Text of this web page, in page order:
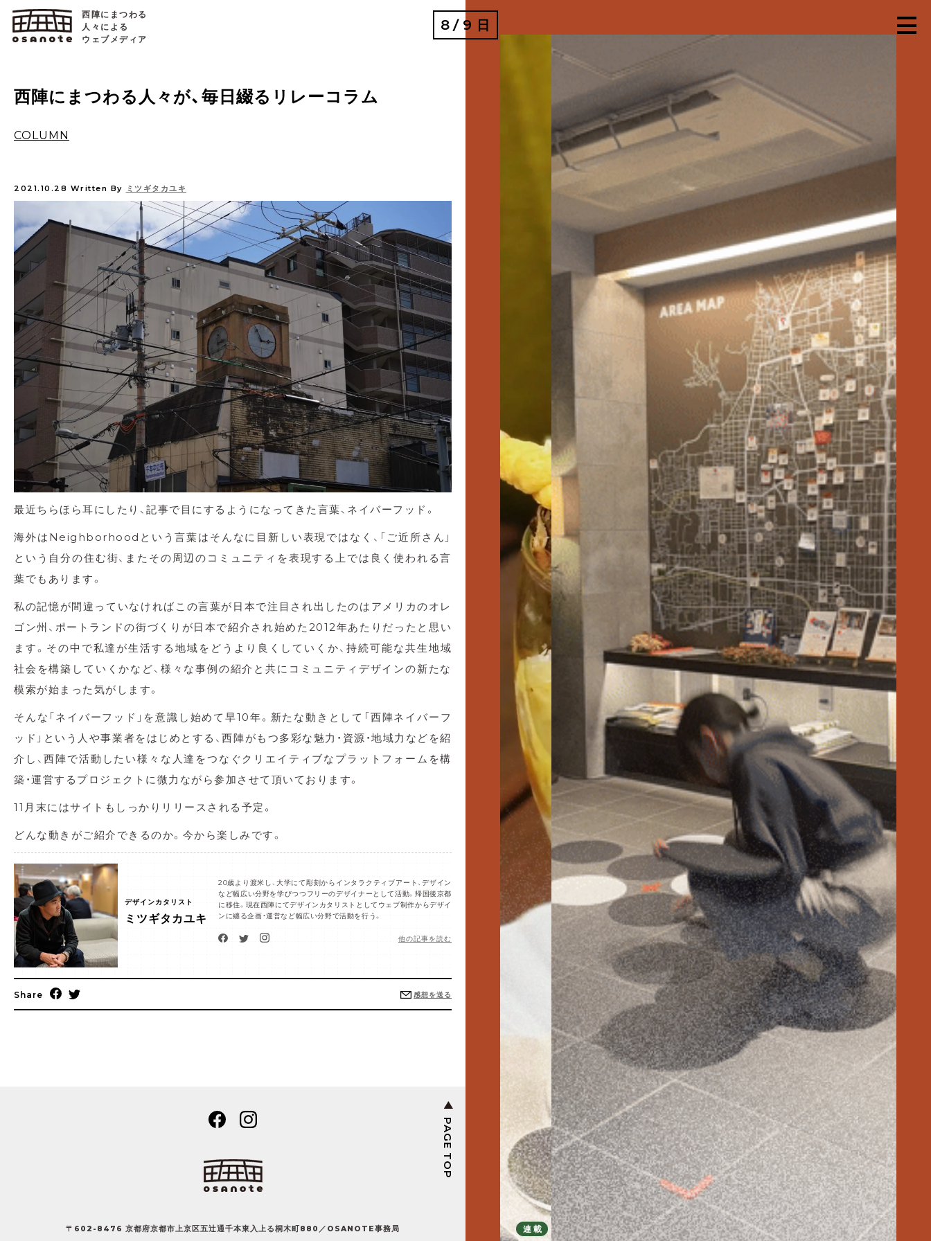
西陣にまつわる
人々による
ウェブメディア
8 / 9 日
連載
特集
特集
特集
特集
連載
連載
西陣にまつわる人々が、毎日綴るリレーコラム
COLUMN
2021.10.28 Written By ミツギタカユキ
最近ちらほら耳にしたり、記事で目にするようになってきた言葉、ネイバーフッド。
海外はNeighborhoodという言葉はそんなに目新しい表現ではなく、「ご近所さん」
という自分の住む街、またその周辺のコミュニティを表現する上では良く使われる言
葉でもあります。
私の記憶が間違っていなければこの言葉が日本で注目され出したのはアメリカのオレ
ゴン州、ポートランドの街づくりが日本で紹介され始めた2012年あたりだったと思い
ます。その中で私達が生活する地域をどうより良くしていくか、持続可能な共生地域
社会を構築していくかなど、様々な事例の紹介と共にコミュニティデザインの新たな
模索が始まった気がします。
そんな「ネイバーフッド」を意識し始めて早10年。新たな動きとして「西陣ネイバーフ
ッド」という人や事業者をはじめとする、西陣がもつ多彩な魅力・資源・地域力などを紹
介し、西陣で活動したい様々な人達をつなぐクリエイティブなプラットフォームを構
築・運営するプロジェクトに微力ながら参加させて頂いております。
11月末にはサイトもしっかりリリースされる予定。
どんな動きがご紹介できるのか。今から楽しみです。
デザインカタリスト
ミツギタカユキ
20歳より渡米し、大学にて彫刻からインタラクティブアート、デザイン
など幅広い分野を学びつつフリーのデザイナーとして活動。帰国後京都
に移住。現在西陣にてデザインカタリストとしてウェブ制作からデザイ
ンに纏る企画・運営など幅広い分野で活動を行う。
他の記事を読む
Share 感想を送る
〒602-8476 京都府京都市上京区五辻通千本東入上る桐木町880／OSANOTE事務局
PAGE TOP